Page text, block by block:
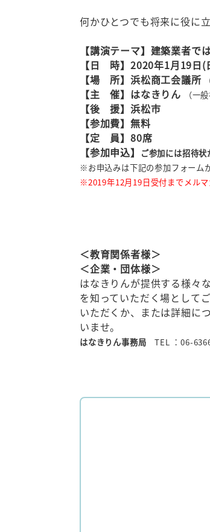
何かひとつでも将来に役に
【講演テーマ】建築業者で
【日 時】2020年1月19日
【場 所】浜松商工会議所
【主 催】はなきりん （一
【後 援】浜松市
【参加費】無料
【定 員】80席
【参加申込】
ご参加には招待
※お申込みは下記の参加フォーム
※2019年12月19日受付までメルマ
＜教育関係者様＞
＜企業・団体様＞
はなきりんが提供する様々
を知っていただく場として
いただくか、または詳細に
いませ。
はなきりん事務局 TEL ：06-